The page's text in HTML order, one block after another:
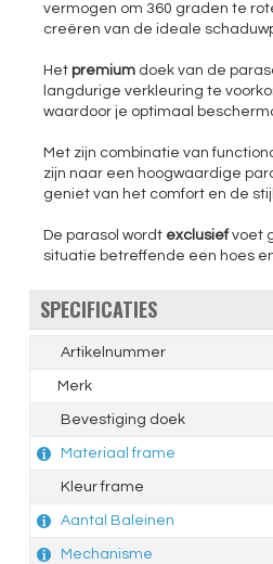
vermogen om 360 graden te
creëren van de ideale
Het premium doek van de
langdurige verkleuring te
waardoor je optimaal
Met zijn combinatie van
zijn naar een hoogwaardige
geniet van het comfort en de
De parasol wordt exclusiefvoet
situatie betreffende een hoes
SPECIFICATIES
Artikelnummer
Merk
Bevestiging doek
Materiaal frame
Kleur frame
Aantal Baleinen
Mechanisme